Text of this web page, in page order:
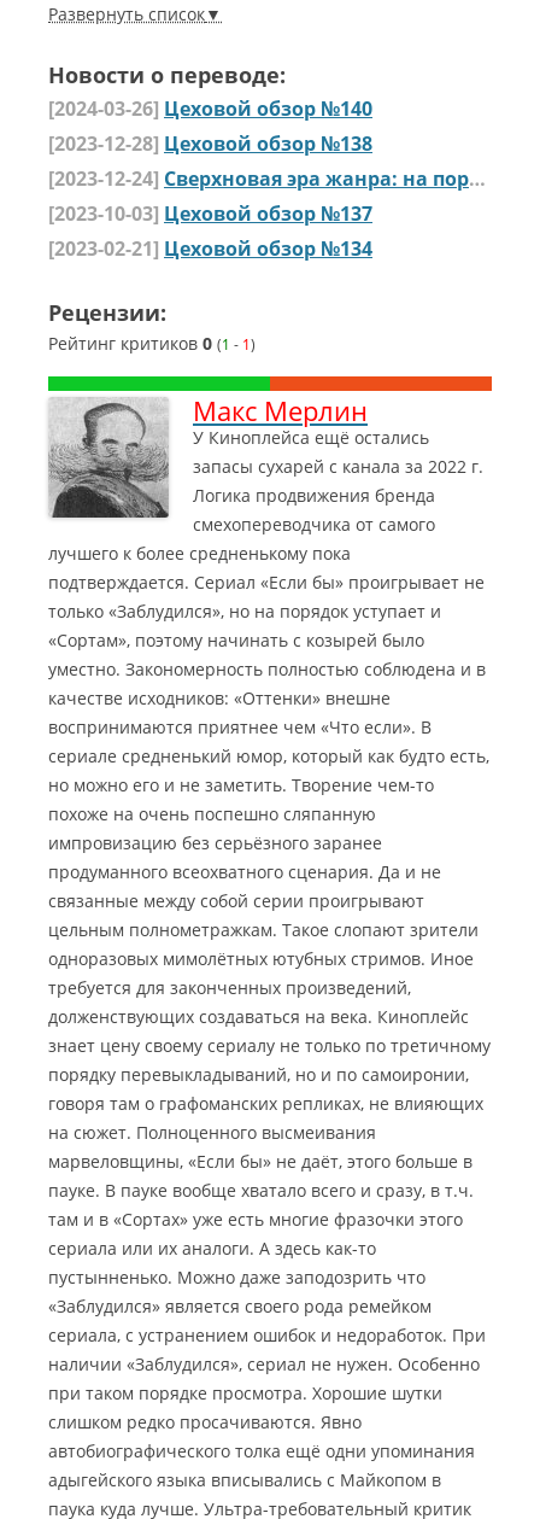
Развернуть список
Новости о переводе:
[2024-03-26] Цеховой обзор №140
[2023-12-28] Цеховой обзор №138
[2023-12-24] Сверхновая эра жанра: на пороге начало середины 20-х!
[2023-10-03] Цеховой обзор №137
[2023-02-21] Цеховой обзор №134
Рецензии:
Рейтинг критиков 0 (1 - 1)
Макс Мерлин
У Киноплейса ещё остались
запасы сухарей с канала за 2022 г.
Логика продвижения бренда
смехопереводчика от самого
лучшего к более средненькому пока
подтверждается. Сериал «Если бы» проигрывает не
только «Заблудился», но на порядок уступает и
«Сортам», поэтому начинать с козырей было
уместно. Закономерность полностью соблюдена и в
качестве исходников: «Оттенки» внешне
воспринимаются приятнее чем «Что если». В
сериале средненький юмор, который как будто есть,
но можно его и не заметить. Творение чем-то
похоже на очень поспешно сляпанную
импровизацию без серьёзного заранее
продуманного всеохватного сценария. Да и не
связанные между собой серии проигрывают
цельным полнометражкам. Такое слопают зрители
одноразовых мимолётных ютубных стримов. Иное
требуется для законченных произведений,
долженствующих создаваться на века. Киноплейс
знает цену своему сериалу не только по третичному
порядку перевыкладываний, но и по самоиронии,
говоря там о графоманских репликах, не влияющих
на сюжет. Полноценного высмеивания
марвеловщины, «Если бы» не даёт, этого больше в
пауке. В пауке вообще хватало всего и сразу, в т.ч.
там и в «Сортах» уже есть многие фразочки этого
сериала или их аналоги. А здесь как-то
пустынненько. Можно даже заподозрить что
«Заблудился» является своего рода ремейком
сериала, с устранением ошибок и недоработок. При
наличии «Заблудился», сериал не нужен. Особенно
при таком порядке просмотра. Хорошие шутки
слишком редко просачиваются. Явно
автобиографического толка ещё одни упоминания
адыгейского языка вписывались с Майкопом в
паука куда лучше. Ультра-требовательный критик